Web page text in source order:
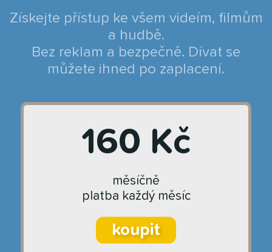
Získejte přístup ke všem videím, filmům
a hudbě.
Bez reklam a bezpečně. Dívat se
můžete ihned po zaplacení.
160 Kč
měsíčně
platba každý měsíc
koupit